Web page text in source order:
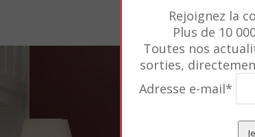
Rejoignez la
Plus de 10
Toutes nos
sorties,
Adresse e-mail*